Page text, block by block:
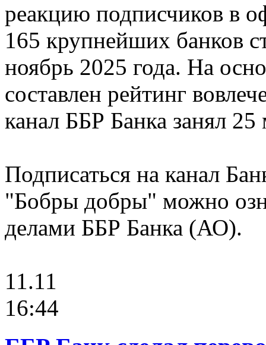
реакцию подписчиков в
165 крупнейших банков
ноябрь 2025 года. На
составлен рейтинг
канал ББР Банка занял 25
Подписаться на канал
"Бобры добры" можно
делами ББР Банка (АО).
11.11
16:44